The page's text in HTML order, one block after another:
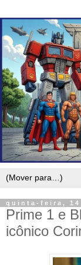
quinta-feira, 14
Prime 1 e
icônico